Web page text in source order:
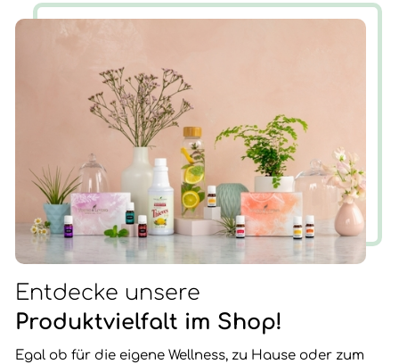
brachte. Nun ist die Zeit gekommen, wieder AUF ZU
Entdecke unsere
Produktvielfalt im Shop!
Egal ob für die eigene Wellness, zu Hause oder zum